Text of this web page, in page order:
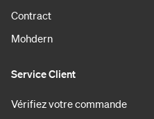
Contract
Mohdern
Service Client
Vérifiez votre commande